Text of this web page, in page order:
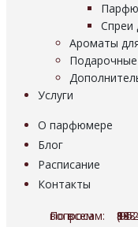
Спреи
Ароматы
Услуги
О парфюмере
Блог
Расписание
Контакты
По всем вопросам: 8 (952) 948-89-18